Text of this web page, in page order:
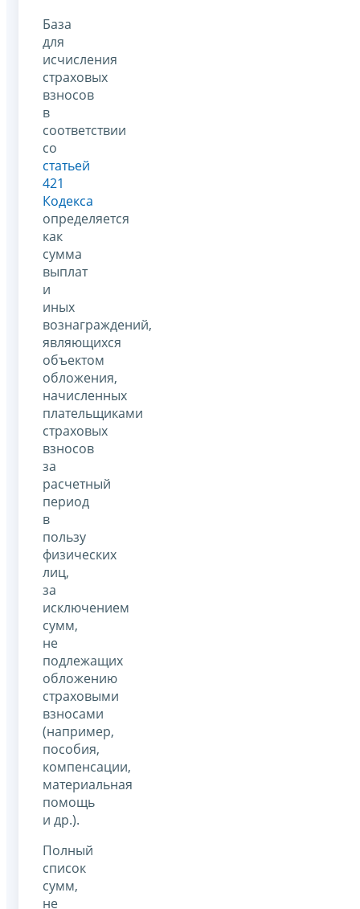
База
для
исчисления
страховых
взносов
в
соответствии
со
статьей
421
Кодекса
определяется
как
сумма
выплат
и
иных
вознаграждений,
являющихся
объектом
обложения,
начисленных
плательщиками
страховых
взносов
за
расчетный
период
в
пользу
физических
лиц,
за
исключением
сумм,
не
подлежащих
обложению
страховыми
взносами
(например,
пособия,
компенсации,
материальная
помощь
и др.).
Полный
список
сумм,
не